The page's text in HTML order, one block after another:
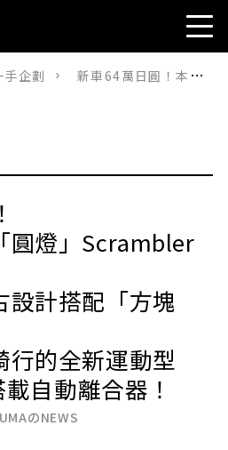
手企劃 新車64萬日圓！本田發表全新「圓燈」Scrambler機車！懷舊的昭和復古設計搭配「方塊胎」超帥氣！能在越野路面騎行的全新運動型「CL250」還搭載自動離合器！
圓燈」Scrambler
設計搭配「方塊
行的全新運動型
載自動離合器！
のNEWS